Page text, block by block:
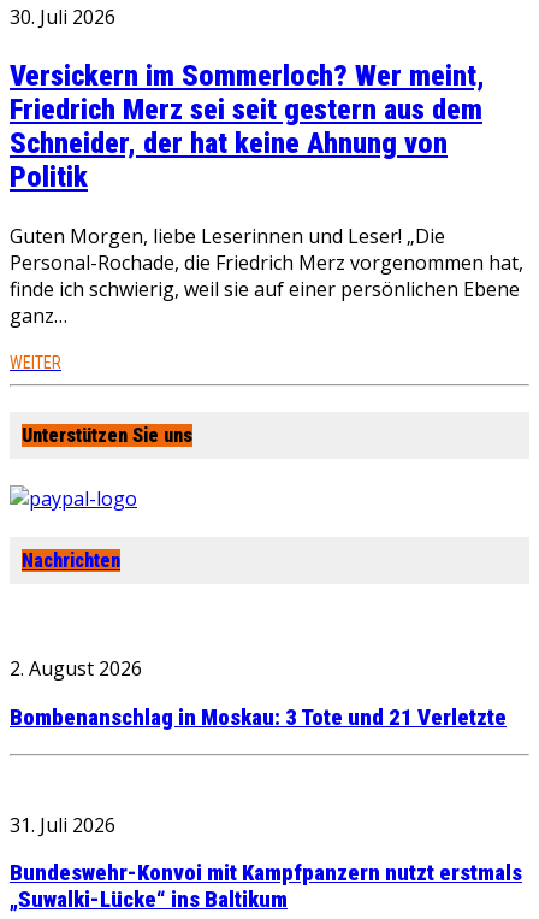
30. Juli 2026
Versickern im Sommerloch? Wer meint,
Friedrich Merz sei seit gestern aus dem
Schneider, der hat keine Ahnung von
Politik
Guten Morgen, liebe Leserinnen und Leser! „Die
Personal-Rochade, die Friedrich Merz vorgenommen hat,
finde ich schwierig, weil sie auf einer persönlichen Ebene
ganz…
WEITER
Unterstützen Sie uns
Nachrichten
2. August 2026
Bombenanschlag in Moskau: 3 Tote und 21 Verletzte
31. Juli 2026
Bundeswehr-Konvoi mit Kampfpanzern nutzt erstmals
„Suwalki-Lücke“ ins Baltikum